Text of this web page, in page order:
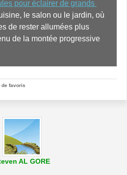
pour éclairer de grands
le salon ou le jardin, où
de rester allumées plus
de la montée progressive
de favoris
AL GORE